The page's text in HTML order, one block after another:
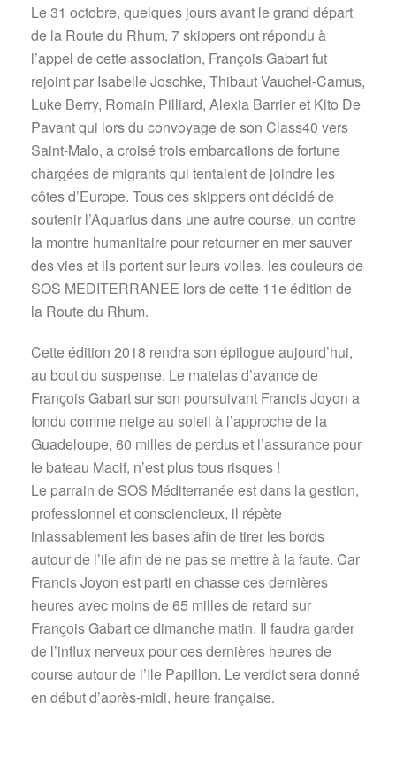
Le 31 octobre, quelques jours avant le grand départ
de la Route du Rhum, 7 skippers ont répondu à
l’appel de cette association, François Gabart fut
rejoint par Isabelle Joschke, Thibaut Vauchel-Camus,
Luke Berry, Romain Pilliard, Alexia Barrier et Kito De
Pavant qui lors du convoyage de son Class40 vers
Saint-Malo, a croisé trois embarcations de fortune
chargées de migrants qui tentaient de joindre les
côtes d’Europe. Tous ces skippers ont décidé de
soutenir l’Aquarius dans une autre course, un contre
la montre humanitaire pour retourner en mer sauver
des vies et ils portent sur leurs voiles, les couleurs de
SOS MEDITERRANEE lors de cette 11e édition de
la Route du Rhum.
Cette édition 2018 rendra son épilogue aujourd’hui,
au bout du suspense. Le matelas d’avance de
François Gabart sur son poursuivant Francis Joyon a
fondu comme neige au soleil à l’approche de la
Guadeloupe, 60 milles de perdus et l’assurance pour
le bateau Macif, n’est plus tous risques !
Le parrain de SOS Méditerranée est dans la gestion,
professionnel et consciencieux, il répète
inlassablement les bases afin de tirer les bords
autour de l’ile afin de ne pas se mettre à la faute. Car
Francis Joyon est parti en chasse ces dernières
heures avec moins de 65 milles de retard sur
François Gabart ce dimanche matin. Il faudra garder
de l’influx nerveux pour ces dernières heures de
course autour de l’Ile Papillon. Le verdict sera donné
en début d’après-midi, heure française.